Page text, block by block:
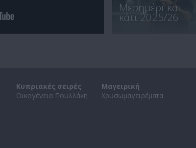
Μεσημέρι και
κάτι 2025/26
Κυπριακές σειρές
Οικογένεια Πουλλάκη
Μαγειρική
Χρυσωμαγειρέματα